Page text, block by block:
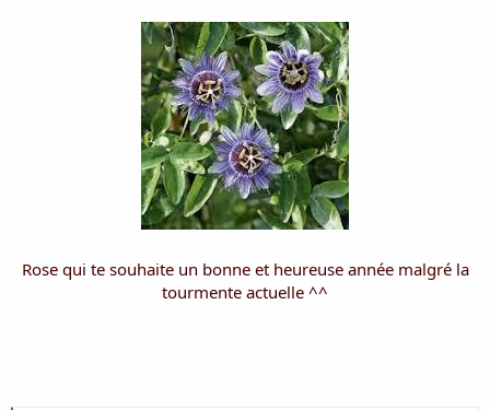
Rose qui te souhaite un bonne et heureuse année malgré la
tourmente actuelle ^^